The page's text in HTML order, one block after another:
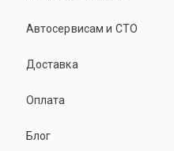
Автосервисам и СТО
Доставка
Оплата
Блог